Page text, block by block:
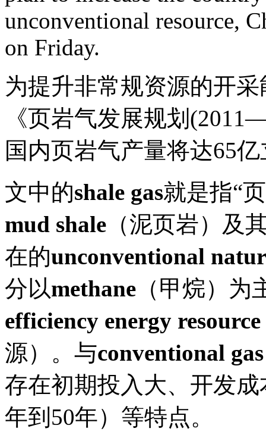
unconventional resource,
on Friday.
为提升非常规资源的开
《页岩气发展规划
国内页岩气产量将达65
文中的shale gas就是指“
mud shale （泥页岩）及
在的unconventional
分以methane （甲烷）为
efficiency energy resource
源）。与conventional gas
存在初期投入大、开发
年到50年）等特点。